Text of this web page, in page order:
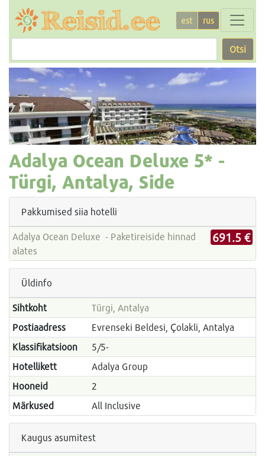
est rus
Otsi
Adalya Ocean Deluxe 5* -
Türgi, Antalya, Side
Pakkumised siia hotelli
Adalya Ocean Deluxe - Paketireiside hinnad
alates
691.5 €
Üldinfo
Sihtkoht
Türgi, Antalya
Postiaadress
Evrenseki Beldesi, Çolakli, Antalya
Klassifikatsioon
5/5-
Hotellikett
Adalya Group
Hooneid
2
Märkused
All Inclusive
Kaugus asumitest